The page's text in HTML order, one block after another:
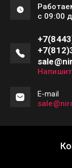
с 09:00
Е-mail